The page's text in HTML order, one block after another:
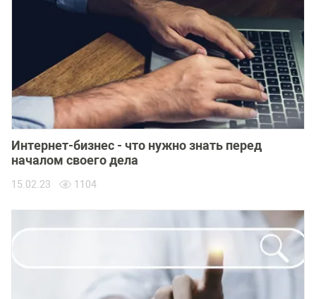
Интернет-бизнес - что нужно знать перед
началом своего дела
15.02.23 1104